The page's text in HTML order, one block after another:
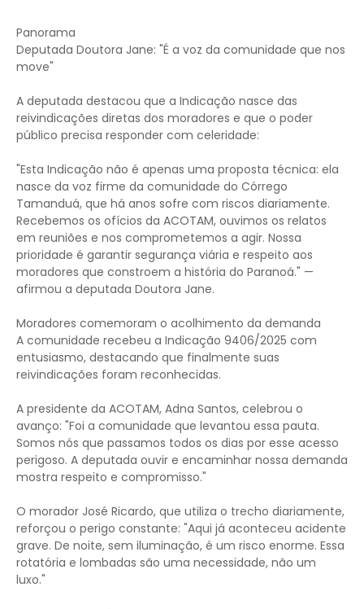
Panorama
Deputada Doutora Jane: "É a voz da comunidade que nos
move"
A deputada destacou que a Indicação nasce das
reivindicações diretas dos moradores e que o poder
público precisa responder com celeridade:
"Esta Indicação não é apenas uma proposta técnica: ela
nasce da voz firme da comunidade do Córrego
Tamanduá, que há anos sofre com riscos diariamente.
Recebemos os ofícios da ACOTAM, ouvimos os relatos
em reuniões e nos comprometemos a agir. Nossa
prioridade é garantir segurança viária e respeito aos
moradores que constroem a história do Paranoá." —
afirmou a deputada Doutora Jane.
Moradores comemoram o acolhimento da demanda
A comunidade recebeu a Indicação 9406/2025 com
entusiasmo, destacando que finalmente suas
reivindicações foram reconhecidas.
A presidente da ACOTAM, Adna Santos, celebrou o
avanço: "Foi a comunidade que levantou essa pauta.
Somos nós que passamos todos os dias por esse acesso
perigoso. A deputada ouvir e encaminhar nossa demanda
mostra respeito e compromisso."
O morador José Ricardo, que utiliza o trecho diariamente,
reforçou o perigo constante: "Aqui já aconteceu acidente
grave. De noite, sem iluminação, é um risco enorme. Essa
rotatória e lombadas são uma necessidade, não um
luxo."